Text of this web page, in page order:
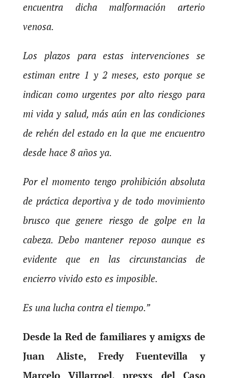
encuentra dicha malformación arterio
venosa.
Los plazos para estas intervenciones se
estiman entre 1 y 2 meses, esto porque se
indican como urgentes por alto riesgo para
mi vida y salud, más aún en las condiciones
de rehén del estado en la que me encuentro
desde hace 8 años ya.
Por el momento tengo prohibición absoluta
de práctica deportiva y de todo movimiento
brusco que genere riesgo de golpe en la
cabeza. Debo mantener reposo aunque es
evidente que en las circunstancias de
encierro vivido esto es imposible.
Es una lucha contra el tiempo.”
Desde la Red de familiares y amigxs de
Juan Aliste, Fredy Fuentevilla y
Marcelo Villarroel, presxs del Caso